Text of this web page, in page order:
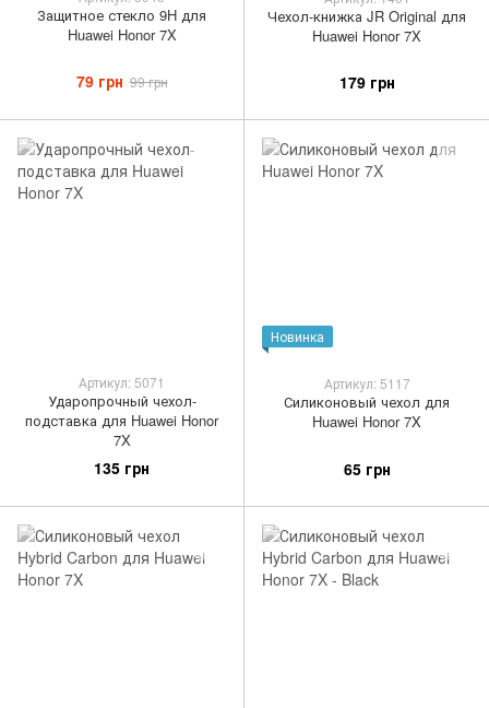
Защитное стекло 9H для
Huawei Honor 7X
79 грн 99 грн
Чехол-книжка JR Original для
Huawei Honor 7X
179 грн
Артикул: 5071
Ударопрочный чехол-
подставка для Huawei Honor
7X
135 грн
Новинка
Артикул: 5117
Силиконовый чехол для
Huawei Honor 7X
65 грн